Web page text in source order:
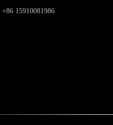
+86 15910081986